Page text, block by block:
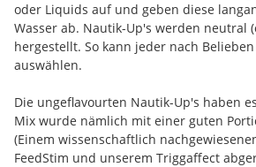
oder Liquids auf und geben diese
Wasser ab. Nautik-Up's werden neutral
hergestellt. So kann jeder nach
auswählen.
Die ungeflavourten Nautik-Up's haben
Mix wurde nämlich mit einer guten
(Einem wissenschaftlich
FeedStim und unserem Triggaffect